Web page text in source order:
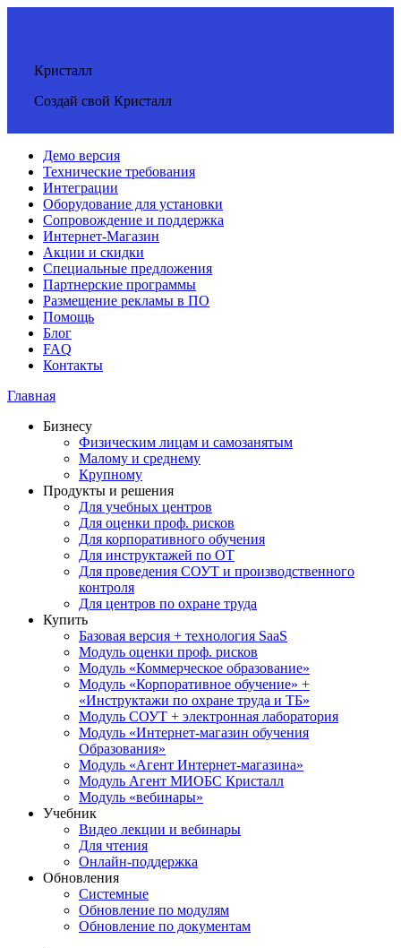
Кристалл
Создай свой Кристалл
Демо версия
Технические требования
Интеграции
Оборудование для установки
Сопровождение и поддержка
Интернет-Магазин
Акции и скидки
Специальные предложения
Партнерские программы
Размещение рекламы в ПО
Помощь
Блог
FAQ
Контакты
Главная
Бизнесу
Физическим лицам и самозанятым
Малому и среднему
Крупному
Продукты и решения
Для учебных центров
Для оценки проф. рисков
Для корпоративного обучения
Для инструктажей по ОТ
Для проведения СОУТ и производственного
контроля
Для центров по охране труда
Купить
Базовая версия + технология SaaS
Модуль оценки проф. рисков
Модуль «Коммерческое образование»
Модуль «Корпоративное обучение» +
«Инструктажи по охране труда и ТБ»
Модуль СОУТ + электронная лаборатория
Модуль «Интернет-магазин обучения
Образования»
Модуль «Агент Интернет-магазина»
Модуль Агент МИОБС Кристалл
Модуль «вебинары»
Учебник
Видео лекции и вебинары
Для чтения
Онлайн-поддержка
Обновления
Системные
Обновление по модулям
Обновление по документам